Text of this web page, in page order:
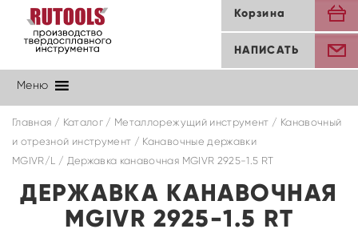
Корзина
НАПИСАТЬ
Меню
Главная / Каталог/ Металлорежущий инструмент / Канавочный
и отрезной инструмент / Канавочные державки
MGIVR/L / Державка канавочная MGIVR 2925-1.5 RT
ДЕРЖАВКА КАНАВОЧНАЯ
MGIVR 2925-1.5 RT